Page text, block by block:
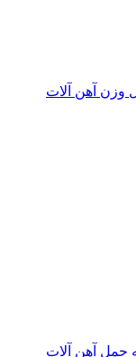
وزن آهن آلات
حمل آهن آلات